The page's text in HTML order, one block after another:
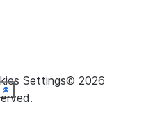
Show less
more
Show less
more
Show less
more
Show less
more
Show less
more
Show less
more
Show less
more
Show less
more
Show less
more
Show less
more
Show less
more
Settings© 2026
.